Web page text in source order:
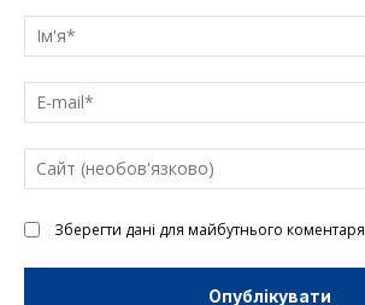
текст
Зберегти дані для майбутнього коментаря